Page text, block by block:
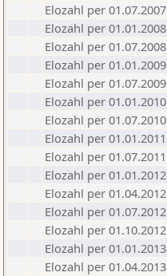
Elozahl per 01.07.2007
Elozahl per 01.01.2008
Elozahl per 01.07.2008
Elozahl per 01.01.2009
Elozahl per 01.07.2009
Elozahl per 01.01.2010
Elozahl per 01.07.2010
Elozahl per 01.01.2011
Elozahl per 01.07.2011
Elozahl per 01.01.2012
Elozahl per 01.04.2012
Elozahl per 01.07.2012
Elozahl per 01.10.2012
Elozahl per 01.01.2013
Elozahl per 01.04.2013